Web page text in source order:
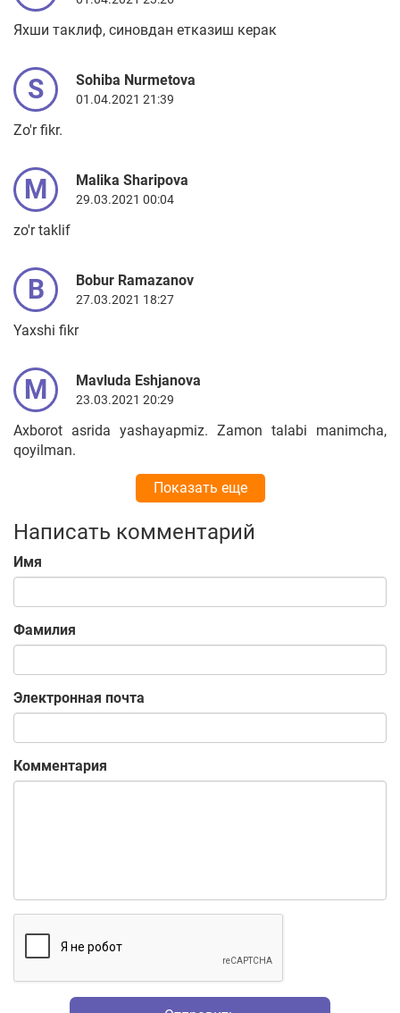
Яхши таклиф, синовдан етказиш керак
S Sohiba Nurmetova
01.04.2021 21:39
Zo'r fikr.
M Malika Sharipova
29.03.2021 00:04
zo'r taklif
B Bobur Ramazanov
27.03.2021 18:27
Yaxshi fikr
M Mavluda Eshjanova
23.03.2021 20:29
Axborot asrida yashayapmiz. Zamon talabi manimcha,
qoyilman.
Показать еще
Написать комментарий
Имя
Фамилия
Электронная почта
Комментария